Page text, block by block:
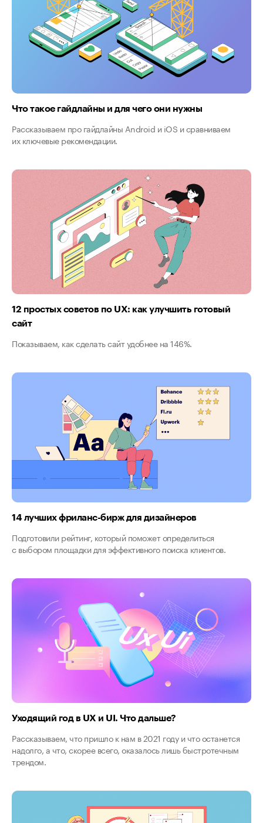
Что такое гайдлайны и для чего они нужны
Рассказываем про гайдлайны Android и iOS и сравниваем
их ключевые рекомендации.
12 простых советов по UX: как улучшить готовый
сайт
Показываем, как сделать сайт удобнее на 146%.
14 лучших фриланс-бирж для дизайнеров
Подготовили рейтинг, который поможет определиться
с выбором площадки для эффективного поиска клиентов.
Уходящий год в UX и UI. Что дальше?
Рассказываем, что пришло к нам в 2021 году и что останется
надолго, а что, скорее всего, оказалось лишь быстротечным
трендом.